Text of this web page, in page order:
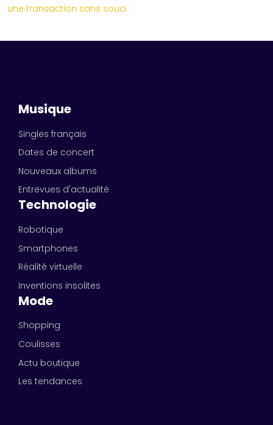
une transaction sans souci
Musique
Singles français
Dates de concert
Nouveaux albums
Entrevues d'actualité
Technologie
Robotique
Smartphones
Réalité virtuelle
Inventions insolites
Mode
Shopping
Coulisses
Actu boutique
Les tendances